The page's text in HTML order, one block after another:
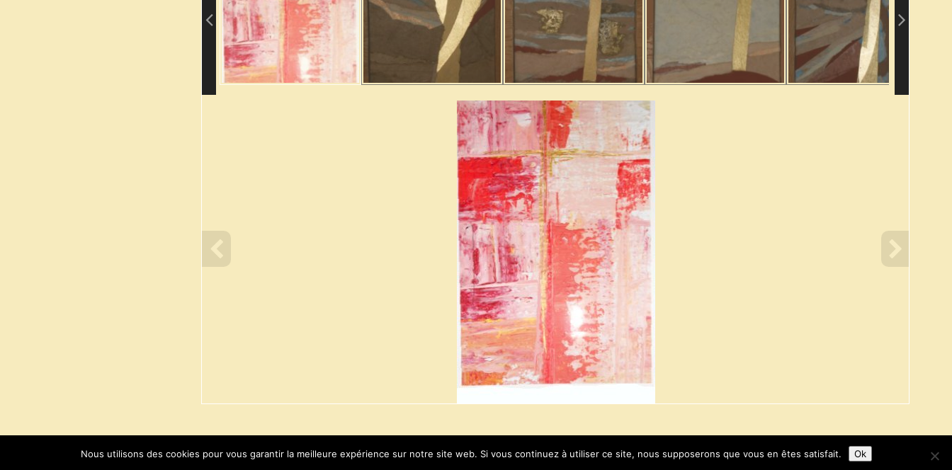
Nous utilisons des cookies pour vous garantir la meilleure expérience sur notre site web. Si vous continuez à utiliser ce site, nous supposerons que vous en êtes satisfait. Ok